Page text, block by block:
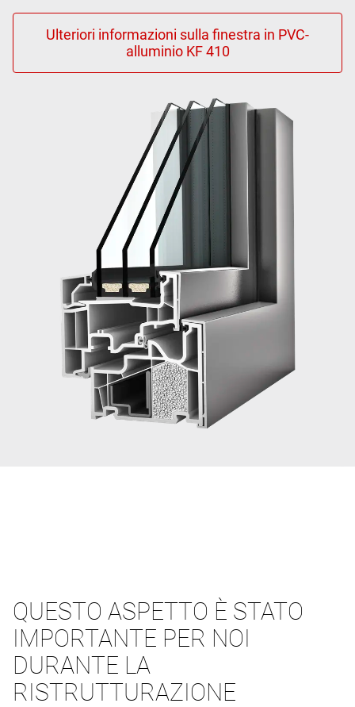
QUESTO ASPETTO È STATO
IMPORTANTE PER NOI
DURANTE LA
RISTRUTTURAZIONE